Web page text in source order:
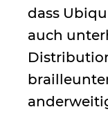
dass
auch